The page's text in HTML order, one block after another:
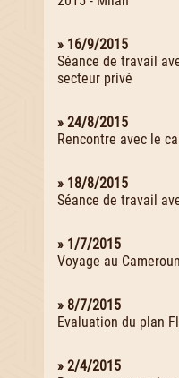
» 16/9/2015
Séance de travail
secteur privé
» 24/8/2015
Rencontre avec le
» 18/8/2015
Séance de travail
» 1/7/2015
Voyage au Cameroun
» 8/7/2015
Evaluation du plan
» 2/4/2015